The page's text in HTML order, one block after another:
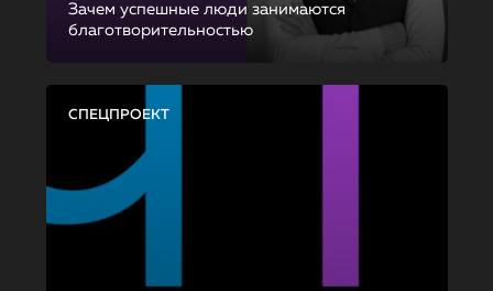
Зачем успешные люди занимаются
благотворительностью
СПЕЦПРОЕКТ